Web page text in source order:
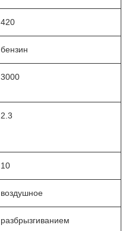
420
бензин
3000
2.3
10
воздушное
разбрызгиванием